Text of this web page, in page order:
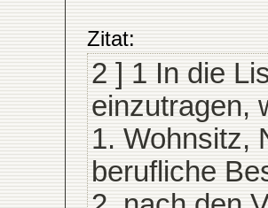
Zitat:
2 ] 1 In die
einzutragen,
1. Wohnsitz,
berufliche